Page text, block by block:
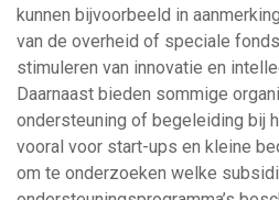
kunnen bijvoorbeeld in
van de overheid of speciale
stimuleren van innovatie en
Daarnaast bieden sommige
ondersteuning of begeleiding bij
vooral voor start-ups en kleine
om te onderzoeken welke